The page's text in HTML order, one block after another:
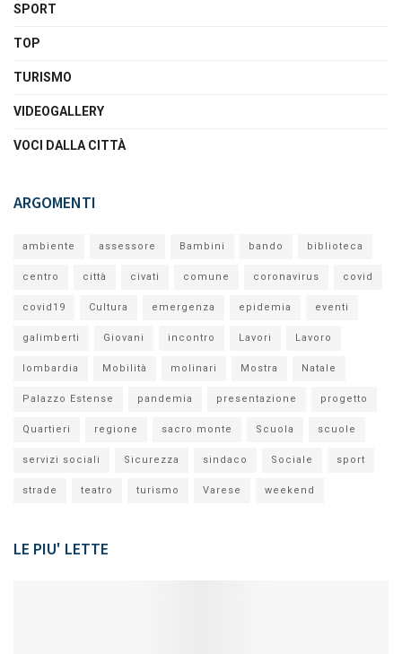
SPORT
TOP
TURISMO
VIDEOGALLERY
VOCI DALLA CITTÀ
ARGOMENTI
ambiente assessore Bambini bando biblioteca
centro città civati comune coronavirus covid
covid19 Cultura emergenza epidemia eventi
galimberti Giovani incontro Lavori Lavoro
lombardia Mobilità molinari Mostra Natale
Palazzo Estense pandemia presentazione progetto
Quartieri regione sacro monte Scuola scuole
servizi sociali Sicurezza sindaco Sociale sport
strade teatro turismo Varese weekend
LE PIU' LETTE